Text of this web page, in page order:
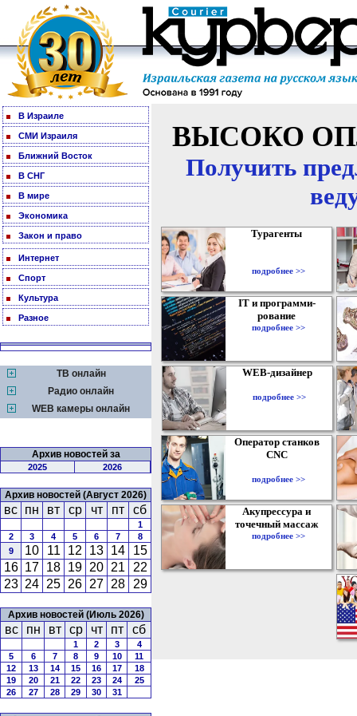
В Израиле
СМИ Израиля
Ближний Восток
В СНГ
В мире
Экономика
Закон и право
Интернет
Спорт
Культура
Разное
ТВ онлайн
Радио онлайн
WEB камеры онлайн
Архив новостей за
2025 2026
Архив новостей (Август 2026)
вс пн вт ср чт пт сб
1
2
3 4 5 6 7
8
9
10 11 12 13 14
15
16 17 18 19 20 21
22
23 24 25 26 27 28 29
Архив новостей (Июль 2026)
вс пн вт ср чт пт сб
1 2 3
4
5
6 7 8 9 10
11
12
13 14 15 16 17
18
19
20 21 22 23 24
25
26
27 28 29 30 31
ВЫСОКО
Получить
Турагенты
подробнее >>
IT и программи-
рование
подробнее >>
WEB-дизайнер
подробнее >>
Оператор станков
CNC
подробнее >>
Акупрессура и
точечный массаж
подробнее >>